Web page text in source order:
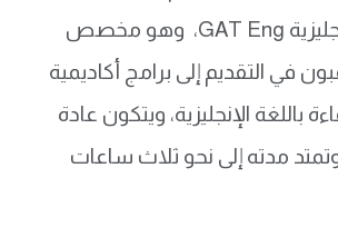
الاختبار باللغة الإنجليزية GAT Eng، وهو مخصص
في التقديم إلى برامج أكاديمية
باللغة الإنجليزية، ويتكون عادة
مدته إلى نحو ثلاث ساعات